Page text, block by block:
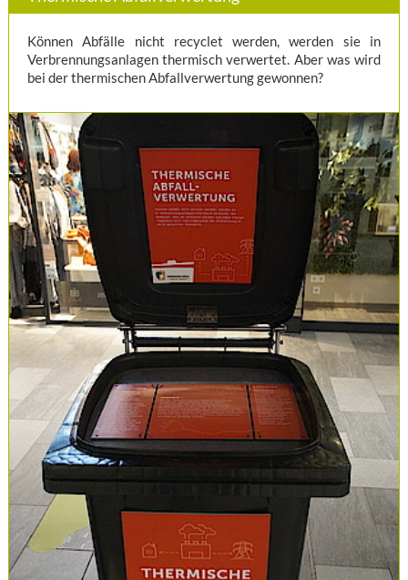
Können Abfälle nicht recyclet werden, werden sie in
Verbrennungsanlagen thermisch verwertet. Aber was wird
bei der thermischen Abfallverwertung gewonnen?